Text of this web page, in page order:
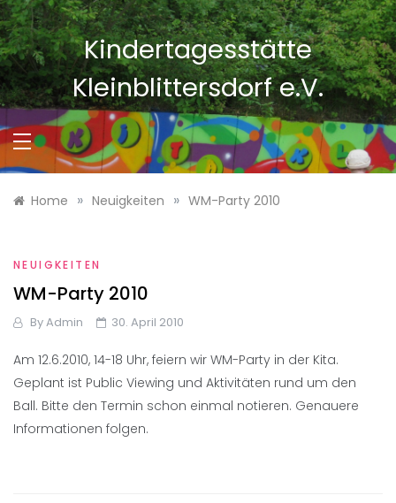
Skip
to
content
Kindertagesstätte
Kleinblittersdorf e.V.
Home » Neuigkeiten » WM-Party 2010
NEUIGKEITEN
WM-Party 2010
ByAdmin 30. April 2010
Am 12.6.2010, 14-18 Uhr, feiern wir WM-Party in der Kita.
Geplant ist Public Viewing und Aktivitäten rund um den
Ball. Bitte den Termin schon einmal notieren. Genauere
Informationen folgen.